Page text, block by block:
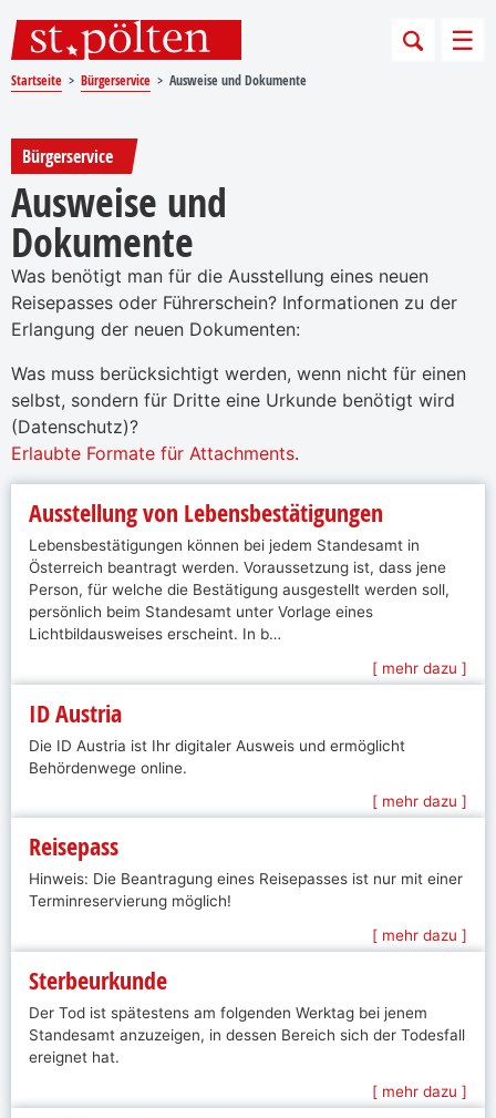
Startseite Bürgerservice Ausweise und Dokumente
Bürgerservice
Ausweise und
Dokumente
Was benötigt man für die Ausstellung eines neuen
Reisepasses oder Führerschein? Informationen zu der
Erlangung der neuen Dokumenten:
Was muss berücksichtigt werden, wenn nicht für einen
selbst, sondern für Dritte eine Urkunde benötigt wird
(Datenschutz)?
Erlaubte Formate für Attachments.
Ausstellung von Lebensbestätigungen
Lebensbestätigungen können bei jedem Standesamt in
Österreich beantragt werden. Voraussetzung ist, dass jene
Person, für welche die Bestätigung ausgestellt werden soll,
persönlich beim Standesamt unter Vorlage eines
Lichtbildausweises erscheint. In b…
[ mehr dazu ]
ID Austria
Die ID Austria ist Ihr digitaler Ausweis und ermöglicht
Behördenwege online.
[ mehr dazu ]
Reisepass
Hinweis: Die Beantragung eines Reisepasses ist nur mit einer
Terminreservierung möglich!
[ mehr dazu ]
Sterbeurkunde
Der Tod ist spätestens am folgenden Werktag bei jenem
Standesamt anzuzeigen, in dessen Bereich sich der Todesfall
ereignet hat.
[ mehr dazu ]